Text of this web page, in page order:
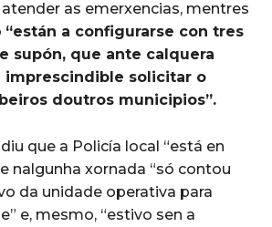
as emerxencias, mentres
“están a configurarse con tres
supón, que ante calquera
imprescindible solicitar o
doutros municipios”.
que a Policía local “está en
nalgunha xornada “só contou
da unidade operativa para
e, mesmo, “estivo sen a